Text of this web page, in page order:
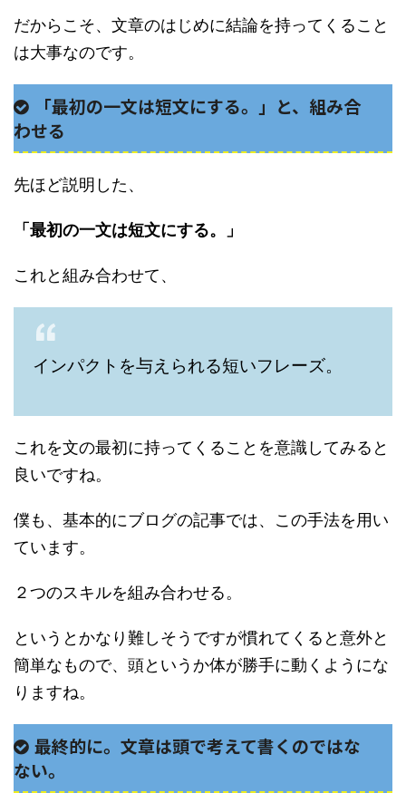
だからこそ、文章のはじめに結論を持ってくること
は大事なのです。
「最初の一文は短文にする。」と、組み合
わせる
先ほど説明した、
「最初の一文は短文にする。」
これと組み合わせて、
インパクトを与えられる短いフレーズ。
これを文の最初に持ってくることを意識してみると
良いですね。
僕も、基本的にブログの記事では、この手法を用い
ています。
２つのスキルを組み合わせる。
というとかなり難しそうですが慣れてくると意外と
簡単なもので、頭というか体が勝手に動くようにな
りますね。
最終的に。文章は頭で考えて書くのではな
ない。